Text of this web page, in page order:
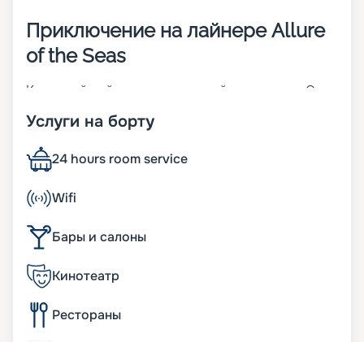
Приключение на лайнере Allure
of the Seas
Круизный лайнер, построенный в 2010 году. Он
частью класса Oasis-class – самого крупного
метра, а ширину 66 метров. В распоряжении
гостей 18 палуб, на которых расположено 2742
каюты с возможным размещением 6780
пассажиров. На борту лайнера есть:
видовыми шоу и акробатическими
выступлениями;
• парк под отрытым небом, где можно увидеть
красивые растения;
• симулятор серфинга для любителей
экстремальных приключений;
Услуги на борту
24 hours room service
Wifi
Бары и салоны
Кинотеатр
Рестораны